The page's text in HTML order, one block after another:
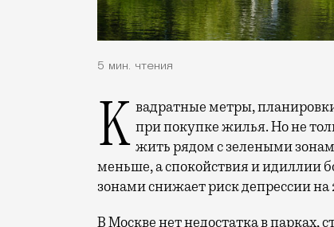
5 мин. чтения
Квадратные метры, планировки, вид из окон. Конечно, на это обращают внимание при покупке жилья. Но не
жить рядом с зелеными
меньше, а спокойствия и идиллии
зонами снижает риск депрессии на
В Москве нет недостатка в парках,